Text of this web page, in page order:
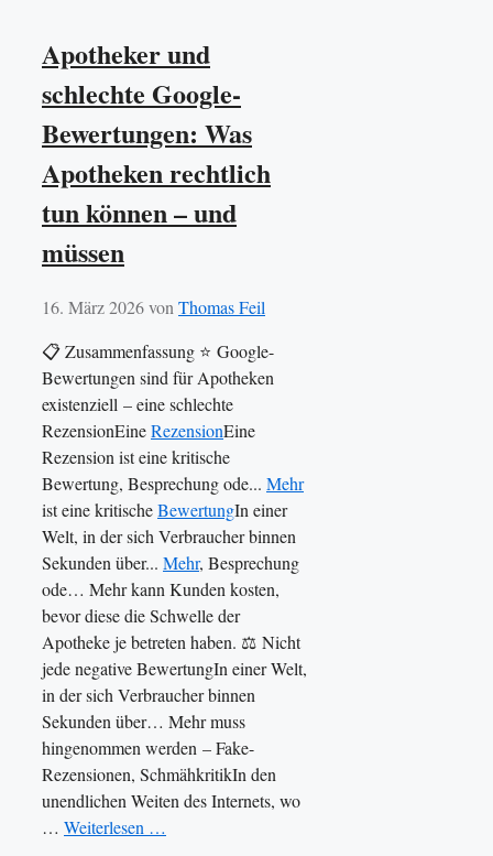
Apotheker und
schlechte Google-
Bewertungen: Was
Apotheken rechtlich
tun können – und
müssen
16. März 2026von Thomas Feil
📋 Zusammenfassung ⭐ Google-
Bewertungen sind für Apotheken
existenziell – eine schlechte
RezensionEineRezensionEine
Rezension ist eine kritische
Bewertung, Besprechung ode... Mehr
ist eine kritischeBewertungIn einer
Welt, in der sich Verbraucher binnen
Sekunden über... Mehr, Besprechung
ode… Mehr kann Kunden kosten,
bevor diese die Schwelle der
Apotheke je betreten haben. ⚖️ Nicht
jede negative BewertungIn einer Welt,
in der sich Verbraucher binnen
Sekunden über… Mehr muss
hingenommen werden – Fake-
Rezensionen, SchmähkritikIn den
unendlichen Weiten des Internets, wo
… Weiterlesen …